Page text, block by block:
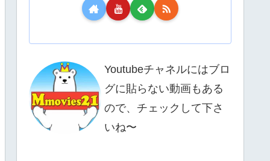
Youtubeチャネルにはブロ
グに貼らない動画もある
ので、チェックして下さ
いね〜